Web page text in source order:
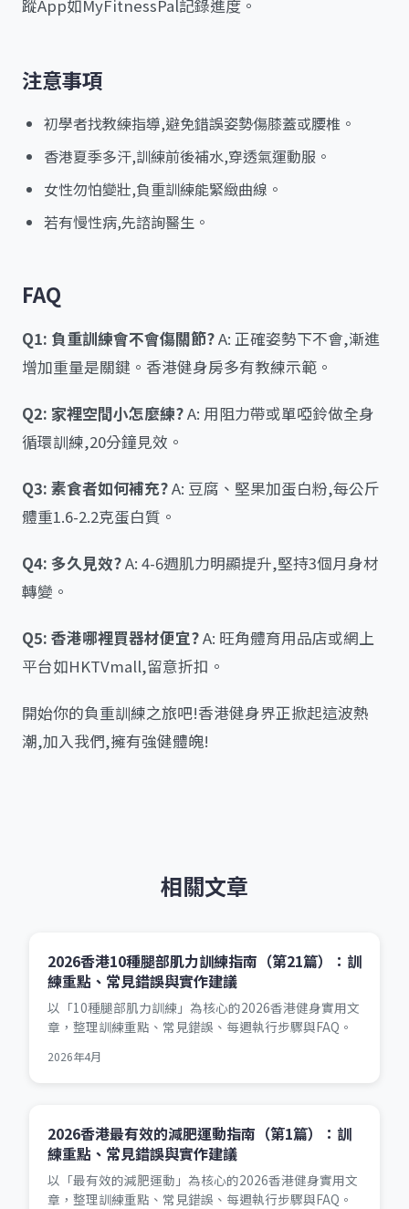
蹤App如MyFitnessPal記錄進度。
注意事項
初學者找教練指導,避免錯誤姿勢傷膝蓋或腰椎。
香港夏季多汗,訓練前後補水,穿透氣運動服。
女性勿怕變壯,負重訓練能緊緻曲線。
若有慢性病,先諮詢醫生。
FAQ
Q1: 負重訓練會不會傷關節?A: 正確姿勢下不會,漸進
增加重量是關鍵。香港健身房多有教練示範。
Q2: 家裡空間小怎麼練?A: 用阻力帶或單啞鈴做全身
循環訓練,20分鐘見效。
Q3: 素食者如何補充?A: 豆腐、堅果加蛋白粉,每公斤
體重1.6-2.2克蛋白質。
Q4: 多久見效?A: 4-6週肌力明顯提升,堅持3個月身材
轉變。
Q5: 香港哪裡買器材便宜?A: 旺角體育用品店或網上
平台如HKTVmall,留意折扣。
開始你的負重訓練之旅吧!香港健身界正掀起這波熱
潮,加入我們,擁有強健體魄!
相關文章
2026香港10種腿部肌力訓練指南（第21篇）：訓
練重點、常見錯誤與實作建議
以「10種腿部肌力訓練」為核心的2026香港健身實用文
章，整理訓練重點、常見錯誤、每週執行步驟與FAQ。
2026年4月
2026香港最有效的減肥運動指南（第1篇）：訓
練重點、常見錯誤與實作建議
以「最有效的減肥運動」為核心的2026香港健身實用文
章，整理訓練重點、常見錯誤、每週執行步驟與FAQ。